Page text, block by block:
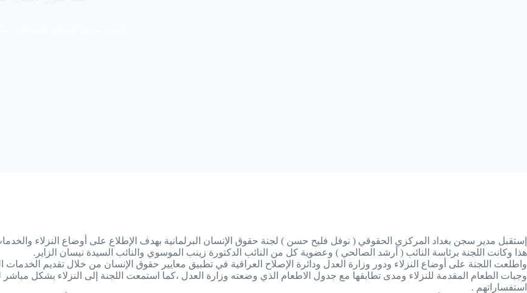
إستقبل مدير سجن بغداد المركزي الحقوقي ( نوفل فليح حسن ) لجنة حقوق الإنسان البرلمانية بهدف الإطلاع على أوضاع النزلاء
هذا وكانت اللجنة برئاسة النائب ( أرشد الصالحي ) وعضوية كل من النائب الدكتورة زينب الموسوي والنائب السيدة نيسان الزاير.
واطلعت اللجنة على أوضاع النزلاء ودور وزارة العدل ودائرة الإصلاح العراقية في تطبيق معايير حقوق الإنسان من خلال تقديم الخدمات
وجبات الطعام المقدمة للنزلاء ومدى تطابقها مع جدول الاطعام الذي وضعته وزارة العدل ،كما استمعت اللجنة إلى النزلاء بشكل مباشر
استفساراتهم .